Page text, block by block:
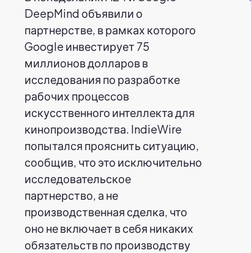
DeepMind объявили о
партнерстве, в рамках которого
Google инвестирует 75
миллионов долларов в
исследования по разработке
рабочих процессов
искусственного интеллекта для
кинопроизводства. IndieWire
попытался прояснить ситуацию,
сообщив, что это исключительно
исследовательское
партнерство, а не
производственная сделка, что
оно не включает в себя никаких
обязательств по производству